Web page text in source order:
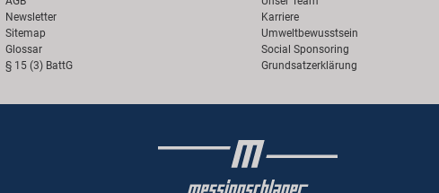
Newsletter
Sitemap
Glossar
§ 15 (3) BattG
Karriere
Umweltbewusstsein
Social Sponsoring
Grundsatzerklärung